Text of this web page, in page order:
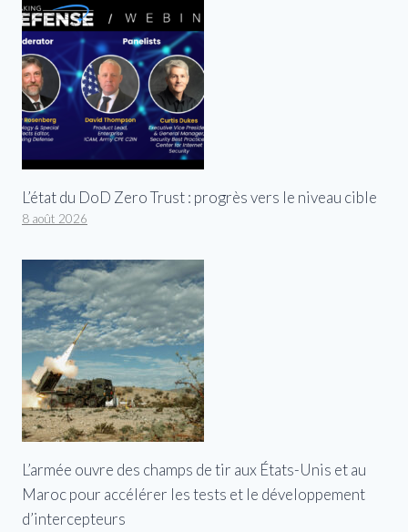
L’état du DoD Zero Trust : progrès vers le niveau cible
8 août 2026
L’armée ouvre des champs de tir aux États-Unis et au
Maroc pour accélérer les tests et le développement
d’intercepteurs